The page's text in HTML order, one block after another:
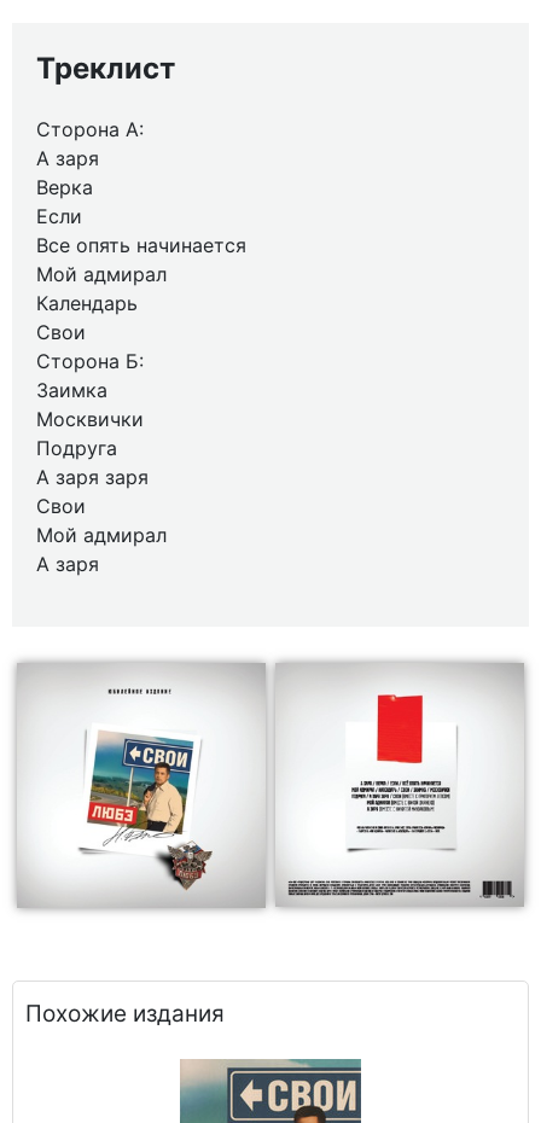
Треклист
Сторона А:
А заря
Верка
Если
Все опять начинается
Мой адмирал
Календарь
Свои
Сторона Б:
Заимка
Москвички
Подруга
А заря заря
Свои
Мой адмирал
А заря
Похожие издания